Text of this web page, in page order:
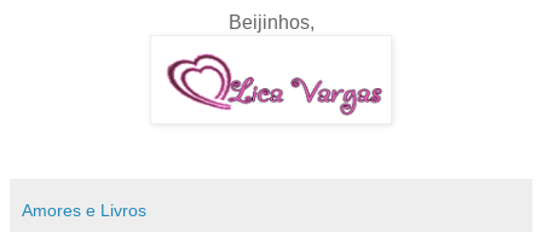
Beijinhos,
Amores e Livros